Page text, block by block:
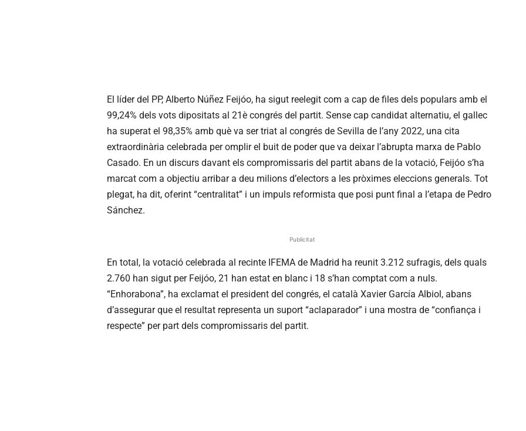
El líder del PP, Alberto Núñez Feijóo, ha sigut reelegit com a cap de files dels populars amb el
99,24% dels vots dipositats al 21è congrés del partit. Sense cap candidat alternatiu, el gallec
ha superat el 98,35% amb què va ser triat al congrés de Sevilla de l’any 2022, una cita
extraordinària celebrada per omplir el buit de poder que va deixar l’abrupta marxa de Pablo
Casado. En un discurs davant els compromissaris del partit abans de la votació, Feijóo s’ha
marcat com a objectiu arribar a deu milions d’electors a les pròximes eleccions generals. Tot
plegat, ha dit, oferint “centralitat” i un impuls reformista que posi punt final a l’etapa de Pedro
Sánchez.
Publicitat
En total, la votació celebrada al recinte IFEMA de Madrid ha reunit 3.212 sufragis, dels quals
2.760 han sigut per Feijóo, 21 han estat en blanc i 18 s’han comptat com a nuls.
“Enhorabona”, ha exclamat el president del congrés, el català Xavier García Albiol, abans
d’assegurar que el resultat representa un suport “aclaparador” i una mostra de “confiança i
respecte” per part dels compromissaris del partit.